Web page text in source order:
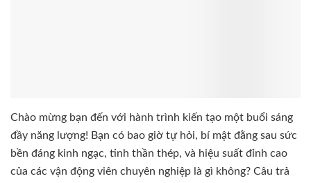
Chào mừng bạn đến với hành trình kiến tạo một buổi sáng
đầy năng lượng! Bạn có bao giờ tự hỏi, bí mật đằng sau sức
bền đáng kinh ngạc, tinh thần thép, và hiệu suất đỉnh cao
của các vận động viên chuyên nghiệp là gì không? Câu trả